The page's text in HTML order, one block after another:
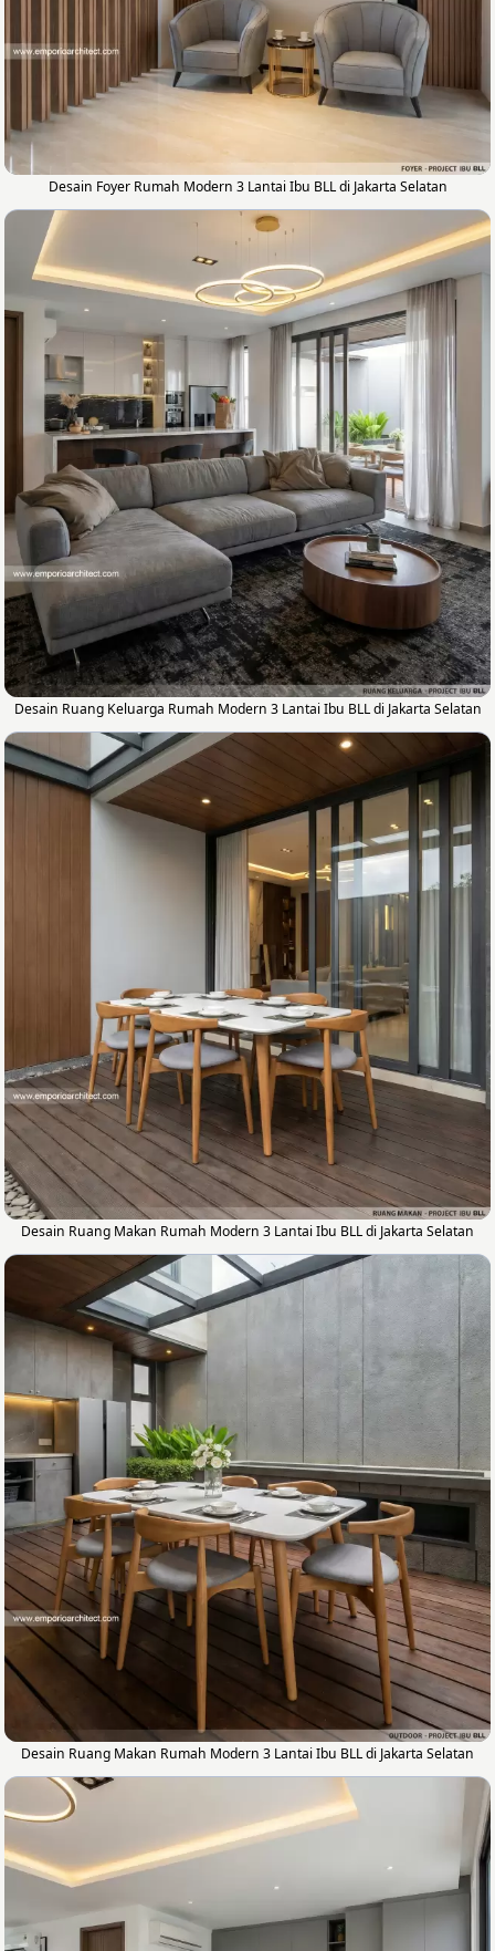
Desain Foyer Rumah Modern 3 Lantai Ibu BLL di Jakarta Selatan
Desain Ruang Keluarga Rumah Modern 3 Lantai Ibu BLL di Jakarta Selatan
Desain Ruang Makan Rumah Modern 3 Lantai Ibu BLL di Jakarta Selatan
Desain Ruang Makan Rumah Modern 3 Lantai Ibu BLL di Jakarta Selatan